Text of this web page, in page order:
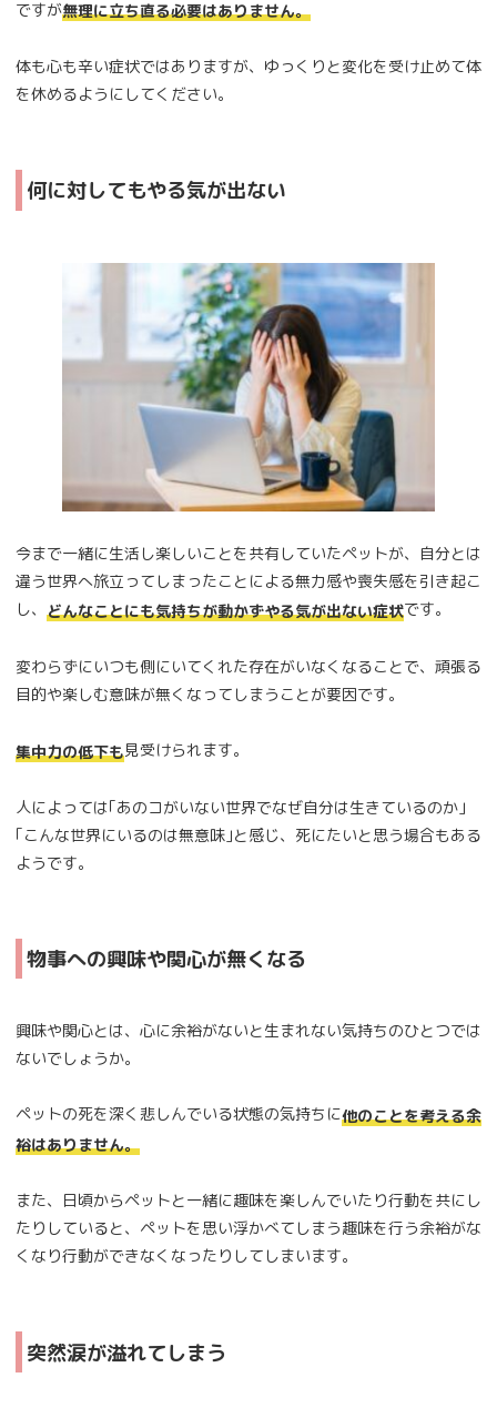
ですが無理に立ち直る必要はありません。
体も心も辛い症状ではありますが、ゆっくりと変化を受け止めて体
を休めるようにしてください。
何に対してもやる気が出ない
今まで一緒に生活し楽しいことを共有していたペットが、自分とは
違う世界へ旅立ってしまったことによる無力感や喪失感を引き起こ
し、 どんなことにも気持ちが動かずやる気が出ない症状です。
変わらずにいつも側にいてくれた存在がいなくなることで、頑張る
目的や楽しむ意味が無くなってしまうことが要因です。
集中力の低下も見受けられます。
人によっては｢あのコがいない世界でなぜ自分は生きているのか｣
｢こんな世界にいるのは無意味｣と感じ、死にたいと思う場合もある
ようです。
物事への興味や関心が無くなる
興味や関心とは、心に余裕がないと生まれない気持ちのひとつでは
ないでしょうか。
ペットの死を深く悲しんでいる状態の気持ちに他のことを考える余
裕はありません。
また、日頃からペットと一緒に趣味を楽しんでいたり行動を共にし
たりしていると、ペットを思い浮かべてしまう趣味を行う余裕がな
くなり行動ができなくなったりしてしまいます。
突然涙が溢れてしまう